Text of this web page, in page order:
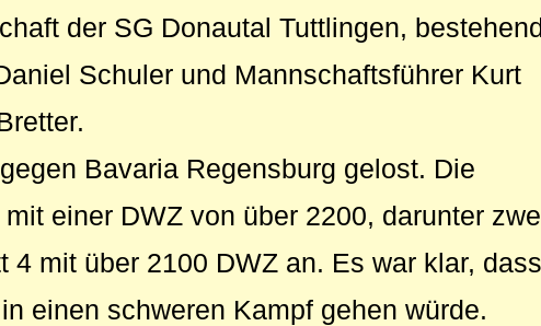
der SG Donautal Tuttlingen,
Schuler und Mannschaftsführer Kurt
Bavaria Regensburg gelost. Die
einer DWZ von über 2200, darunter
4 mit über 2100 DWZ an. Es war klar, dass
einen schweren Kampf gehen würde.